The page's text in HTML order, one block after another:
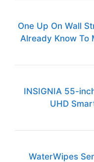
One Up On Wall
Already Know To
INSIGNIA 55-
UHD
WaterWipes